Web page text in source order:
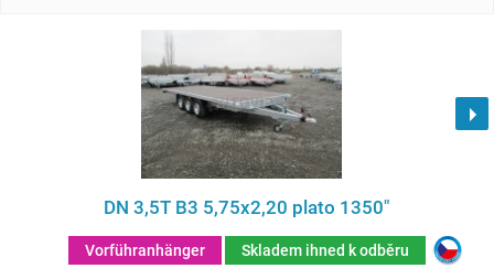
DN 3,5T B3 5,75x2,20 plato 1350"
Vorführanhänger Skladem ihned k odběru